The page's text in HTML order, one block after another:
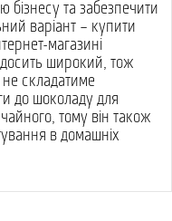
бізнесу та забезпечити
варіант – купити
магазині
широкий, тож
не складатиме
до шоколаду для
тому він також
в домашніх